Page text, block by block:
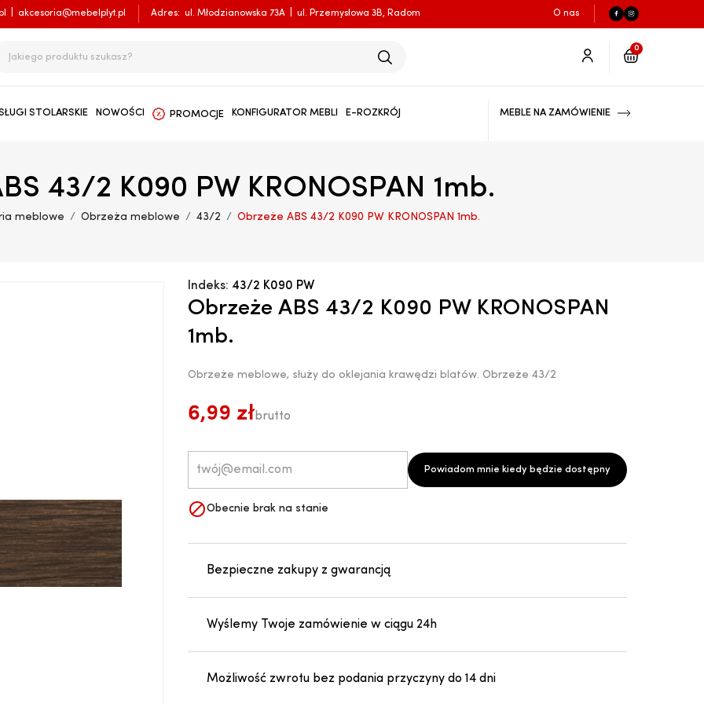
akcesoria@mebelplyt.pl Adres: ul. Młodzianowska 73A ul. Przemysłowa 3B, Radom O nas
0
STOLARSKIE NOWOŚCI PROMOCJE KONFIGURATOR MEBLI E-ROZKRÓJ MEBLE NA ZAMÓWIENIE
43/2 K090 PW KRONOSPAN 1mb.
meblowe Obrzeża meblowe 43/2 Obrzeże ABS 43/2 K090 PW KRONOSPAN 1mb.
Indeks: 43/2 K090 PW
Obrzeże ABS 43/2 K090 PW KRONOSPAN
1mb.
Obrzeże meblowe, służy do oklejania krawędzi blatów. Obrzeże 43/2
6,99 złbrutto
Powiadom mnie kiedy będzie dostępny
Obecnie brak na stanie
Bezpieczne zakupy z gwarancją
Wyślemy Twoje zamówienie w ciągu 24h
Możliwość zwrotu bez podania przyczyny do 14 dni